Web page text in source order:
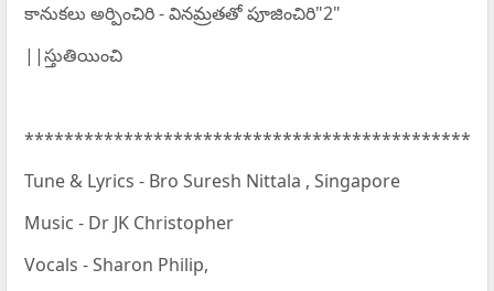
కానుకలు అర్పించిరి - వినమ్రతతో పూజించిరి"2"
||స్తుతియించి
*********************************************
Tune & Lyrics - Bro Suresh Nittala , Singapore
Music - Dr JK Christopher
Vocals - Sharon Philip,